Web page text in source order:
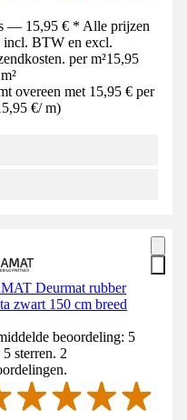
— 15,95 € * Alle prijzen
incl. BTW en excl.
per m²15,95
m²
overeen met 15,95 € per
€/ m)
Deurmat rubber
zwart 150 cm breed
beoordeling: 5
5 sterren. 2